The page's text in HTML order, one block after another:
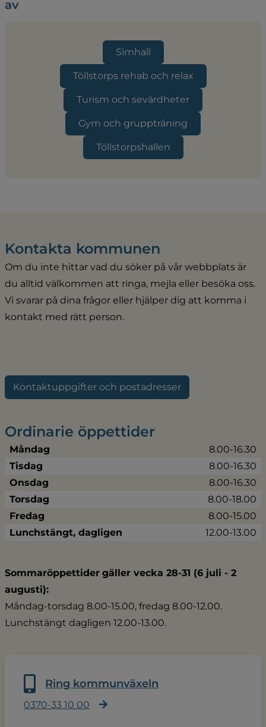
av
Simhall
Töllstorps rehab och relax
Turism och sevärdheter
Gym och gruppträning
Töllstorpshallen
Kontakta kommunen
Om du inte hittar vad du söker på vår webbplats är
du alltid välkommen att ringa, mejla eller besöka oss.
Vi svarar på dina frågor eller hjälper dig att komma i
kontakt med rätt person.
Kontaktuppgifter och postadresser
Ordinarie öppettider
Måndag
8.00-16.30
Tisdag
8.00-16.30
Onsdag
8.00-16.30
Torsdag
8.00-18.00
Fredag
8.00-15.00
Lunchstängt, dagligen
12.00-13.00
Sommaröppettider gäller vecka 28-31 (6 juli - 2
augusti):
Måndag-torsdag 8.00-15.00, fredag 8.00-12.00.
Lunchstängt dagligen 12.00-13.00.
Ring kommunväxeln
0370-33 10 00